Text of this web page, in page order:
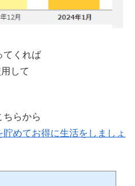
てくれば
して
ちらから
めてお得に生活をしましょ